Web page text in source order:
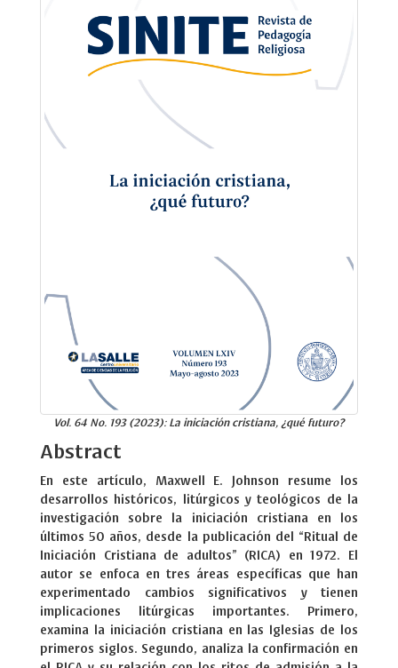
Vol. 64 No. 193 (2023): La iniciación cristiana, ¿qué futuro?
Abstract
En este artículo, Maxwell E. Johnson resume los
desarrollos históricos, litúrgicos y teológicos de la
investigación sobre la iniciación cristiana en los
últimos 50 años, desde la publicación del “Ritual de
Iniciación Cristiana de adultos” (RICA) en 1972. El
autor se enfoca en tres áreas específicas que han
experimentado cambios significativos y tienen
implicaciones litúrgicas importantes. Primero,
examina la iniciación cristiana en las Iglesias de los
primeros siglos. Segundo, analiza la confirmación en